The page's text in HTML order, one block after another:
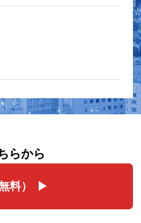
らから
料）